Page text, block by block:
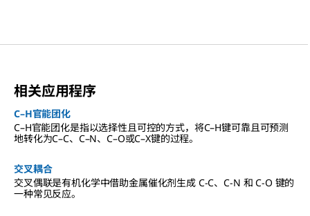
相关应用程序
C–H官能团化
C–H官能团化是指以选择性且可控的方式，将C–H键可靠且可预测
地转化为C–C、C–N、C–O或C–X键的过程。
交叉耦合
交叉偶联是有机化学中借助金属催化剂生成 C-C、C-N 和 C-O 键的
一种常见反应。